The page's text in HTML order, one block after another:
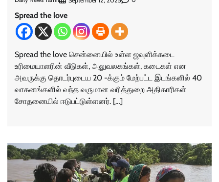
Spread the love
Spread the love சென்னையில் உள்ள ஜவுளிக்கடை
உரிமையாளரின் வீடுகள், அலுவலகங்கள், கடைகள் என
அவருக்கு தொடர்புடைய 20 -க்கும் மேற்பட்ட இடங்களில் 40
வாகனங்களில் வந்த வருமான வரித்துறை அதிகாரிகள்
சோதனையில் ஈடுபட்டுள்ளனர். […]